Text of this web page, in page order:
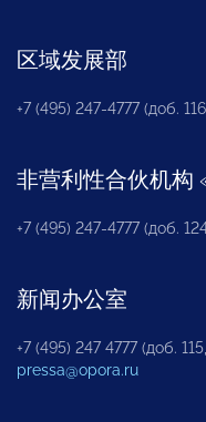
区域发展部
+7 (495) 247-4777 (доб.
非营利性合伙机构
+7 (495) 247-4777 (доб.
新闻办公室
+7 (495) 247 4777 (доб.
pressa@opora.ru